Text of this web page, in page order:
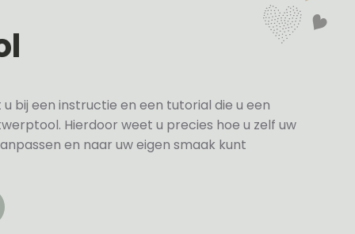
bij een instructie en een tutorial die u een
Hierdoor weet u precies hoe u zelf uw
en naar uw eigen smaak kunt